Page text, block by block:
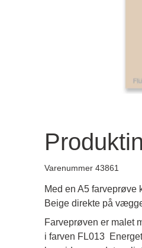
Varenummer 43861
Med en A5 farveprøve
Beige direkte på
Farveprøven er malet
i farven FL013